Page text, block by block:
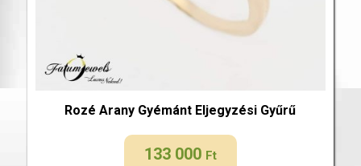
Rozé Arany Gyémánt Eljegyzési Gyűrű
133 000 Ft